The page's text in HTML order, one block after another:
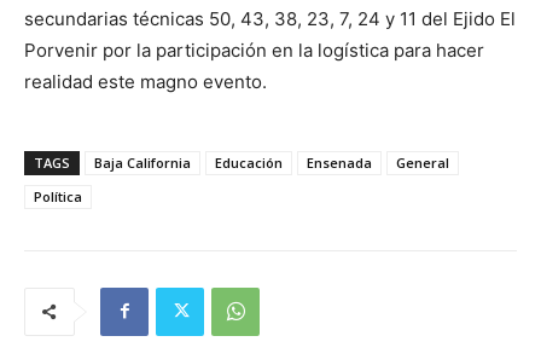
secundarias técnicas 50, 43, 38, 23, 7, 24 y 11 del Ejido El
Porvenir por la participación en la logística para hacer
realidad este magno evento.
TAGS Baja California Educación Ensenada
General
Política